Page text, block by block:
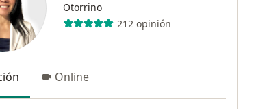
Otorrino
212 opinión
Online